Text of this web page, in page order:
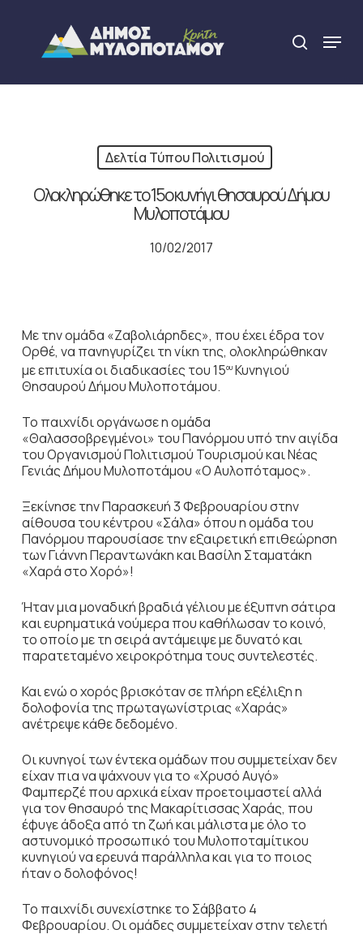
content
search
Menu
Δελτία Τύπου Πολιτισμού
Ολοκληρώθηκε το 15ο κυνήγι θησαυρού Δήμου
Μυλοποτάμου
10/02/2017
Με την ομάδα «Ζαβολιάρηδες», που έχει έδρα τον
Ορθέ, να πανηγυρίζει τη νίκη της, ολοκληρώθηκαν
με επιτυχία οι διαδικασίες του 15ουΚυνηγιού
Θησαυρού Δήμου Μυλοποτάμου.
Το παιχνίδι οργάνωσε η ομάδα
«Θαλασσοβρεγμένοι» του Πανόρμου υπό την αιγίδα
του Οργανισμού Πολιτισμού Τουρισμού και Νέας
Γενιάς Δήμου Μυλοποτάμου «Ο Αυλοπόταμος».
Ξεκίνησε την Παρασκευή 3 Φεβρουαρίου στην
αίθουσα του κέντρου «Σάλα» όπου η ομάδα του
Πανόρμου παρουσίασε την εξαιρετική επιθεώρηση
των Γιάννη Περαντωνάκη και Βασίλη Σταματάκη
«Χαρά στο Χορό»!
Ήταν μια μοναδική βραδιά γέλιου με έξυπνη σάτιρα
και ευρηματικά νούμερα που καθήλωσαν το κοινό,
το οποίο με τη σειρά αντάμειψε με δυνατό και
παρατεταμένο χειροκρότημα τους συντελεστές.
Και ενώ ο χορός βρισκόταν σε πλήρη εξέλιξη η
δολοφονία της πρωταγωνίστριας «Χαράς»
ανέτρεψε κάθε δεδομένο.
Οι κυνηγοί των έντεκα ομάδων που συμμετείχαν δεν
είχαν πια να ψάχνουν για το «Χρυσό Αυγό»
Φαμπερζέ που αρχικά είχαν προετοιμαστεί αλλά
για τον θησαυρό της Μακαρίτισσας Χαράς, που
έφυγε άδοξα από τη ζωή και μάλιστα με όλο το
αστυνομικό προσωπικό του Μυλοποταμίτικου
κυνηγιού να ερευνά παράλληλα και για το ποιος
ήταν ο δολοφόνος!
Το παιχνίδι συνεχίστηκε το Σάββατο 4
Φεβρουαρίου. Οι ομάδες συμμετείχαν στην τελετή
Close